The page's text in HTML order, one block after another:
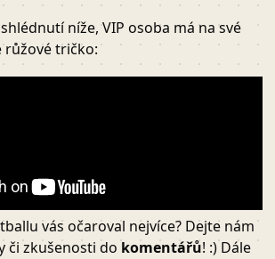
níže, VIP osoba má na své
růžové tričko:
vás očaroval nejvíce? Dejte nám
či zkušenosti dokomentářů! :) Dále